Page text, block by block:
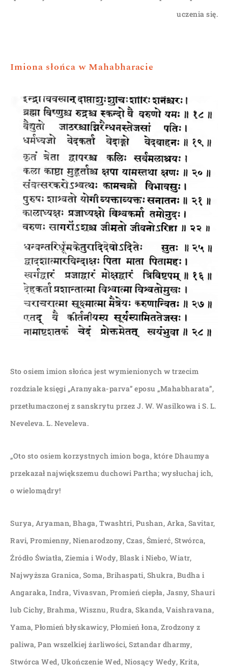
uczenia się.
Imiona słońca w Mahabharacie
Sto osiem imion słońca jest wymienionych w trzecim
rozdziale księgi „Aranyaka-parva” eposu „Mahabharata”,
przetłumaczonej z sanskrytu przez J. W. Wasilkowa i S. L.
Neveleva. L. Neveleva.
„Oto sto osiem korzystnych imion boga, które Dhaumya
przekazał największemu duchowi Partha; wysłuchaj ich,
o wielomądry!
Surya, Aryaman, Bhaga, Twashtri, Pushan, Arka, Savitar,
Ravi, Promienny, Nienarodzony, Czas, Śmierć, Stwórca,
Źródło Światła, Ziemia i Wody, Blask i Niebo, Wiatr,
Najwyższa Granica, Soma, Brihaspati, Shukra, Budha i
Angaraka, Indra, Vivasvan, Promień ciepła, Jasny, Shauri
lub Cichy, Brahma, Wisznu, Rudra, Skanda, Vaishravana,
Yama, Płomień błyskawicy, Płomień łona, Zrodzony z
paliwa, Pan wszelkiej żarliwości, Sztandar dharmy,
Stwórca Wed, Ukończenie Wed, Niosący Wedy, Krita,